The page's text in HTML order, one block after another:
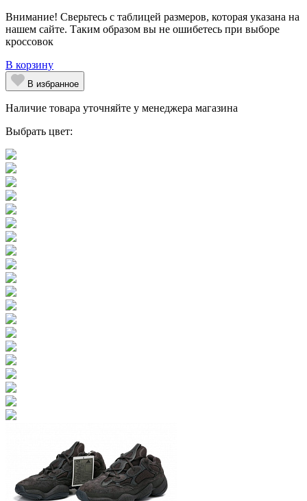
Внимание! Сверьтесь с таблицей размеров, которая указана на
нашем сайте. Таким образом вы не ошибетесь при выборе
кроссовок
В корзину
В избранное
Наличие товара уточняйте у менеджера магазина
Выбрать цвет: